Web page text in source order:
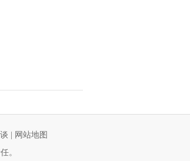
网站地图
。